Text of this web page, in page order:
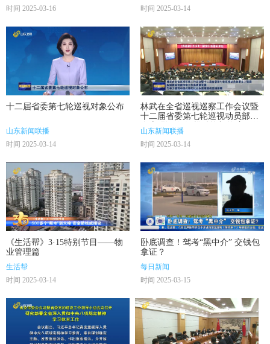
时间 2025-03-16
时间 2025-03-14
十二届省委第七轮巡视对象公布
山东新闻联播
时间 2025-03-14
林武在全省巡视巡察工作会议暨
十二届省委第七轮巡视动员部署
会上强调 纵深推动巡视巡察工作
高质量发展 为奋力谱写中国式现
代化山东篇章提供坚强保障
山东新闻联播
时间 2025-03-14
《生活帮》3·15特别节目——物
业管理篇
生活帮
时间 2025-03-14
卧底调查！驾考“黑中介” 交钱包
拿证？
每日新闻
时间 2025-03-15